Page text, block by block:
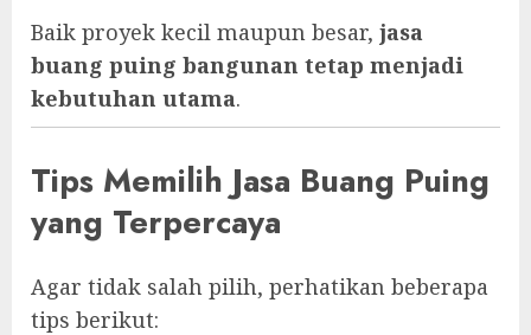
Baik proyek kecil maupun besar, jasa
buang puing bangunan tetap menjadi
kebutuhan utama.
Tips Memilih Jasa Buang Puing
yang Terpercaya
Agar tidak salah pilih, perhatikan beberapa
tips berikut: